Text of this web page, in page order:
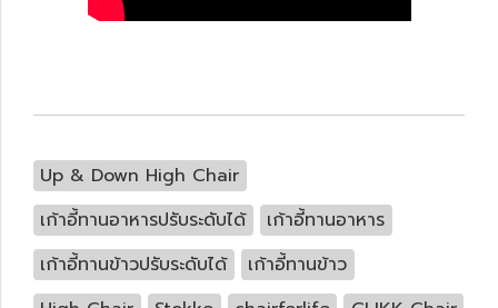
Up & Down High Chair
เก้าอี้ทานอาหารปรับระดับได้
เก้าอี้ทานอาหาร
เก้าอี้ทานข้าวปรับระดับได้
เก้าอี้ทานข้าว